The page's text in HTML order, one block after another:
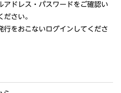
アドレス・パスワードをご確認い
さい。
行をおこないログインしてくださ